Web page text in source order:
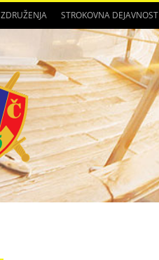
ZDRUŽENJA STROKOVNA DEJAVNOST